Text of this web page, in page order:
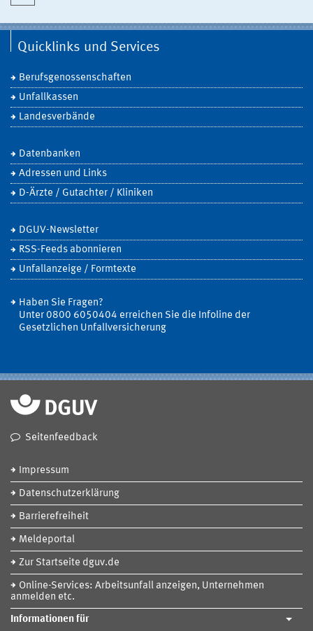
Quicklinks und Services
Berufsgenossenschaften
Unfallkassen
Landesverbände
Datenbanken
Adressen und Links
D-Ärzte / Gutachter / Kliniken
DGUV-Newsletter
RSS-Feeds abonnieren
Unfallanzeige / Formtexte
Haben Sie Fragen?
Unter 0800 6050404 erreichen Sie die Infoline der
Gesetzlichen Unfallversicherung
Seitenfeedback
Impressum
Datenschutzerklärung
Barrierefreiheit
Meldeportal
Zur Startseite dguv.de
Online-Services: Arbeitsunfall anzeigen, Unternehmen
anmelden etc.
Informationen für